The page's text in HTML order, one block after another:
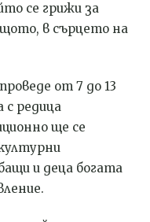
се грижи за
в сърцето на
от 7 до 13
с редица
ще се
и деца богата